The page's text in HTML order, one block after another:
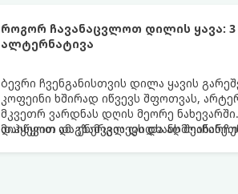
როგორ ჩავანაცვლოთ დილის ყავა:
ალტერნატივა
ბევრი ჩვენგანისთვის დილა ყავის
კოფეინი ხშირად იწვევს შფოთვას,
მკვეთრ ვარდნას დღის მეორე
დაიწყოთ და ენერგია დიდხანს
მიჰყევით ამ გზამკვლევს და